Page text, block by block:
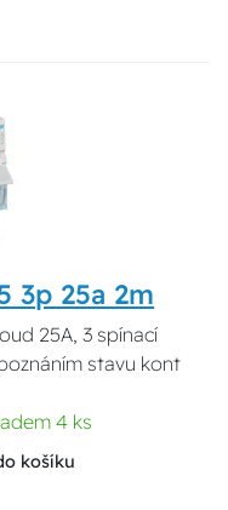
3p 25a 2m
25A, 3 spínací
stavu kont
4 ks
košíku